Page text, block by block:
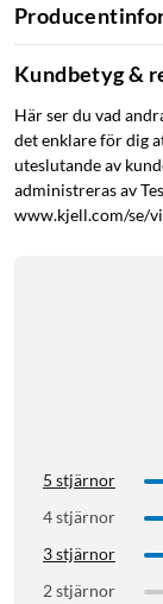
Skivtallrik: 300 mm
Nål: 0,6 mm
Tillverkaren
digitalisering av
och Linux.
Pickup Audio
Duk för rengöring
Kundbetyg &
Här ser du vad
det enklare för dig
uteslutande av
administreras av
www.kjell.com/se/
5 stjärnor
4 stjärnor
3 stjärnor
2 stjärnor